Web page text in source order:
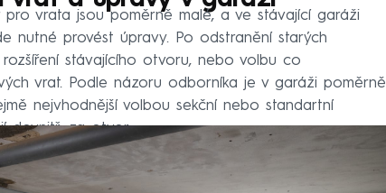
vrata jsou poměrně malé, a ve stávající garáži
nutné provést úpravy. Po odstranění starých
stávajícího otvoru, nebo volbu co
vrat. Podle názoru odborníka je v garáži poměrně
nejvhodnější volbou sekční nebo standartní
dovnitř, za otvor.